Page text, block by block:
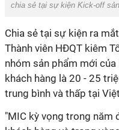
chia sẻ tại sự kiện Kick-off
Chia sẻ tại sự kiện ra
Thành viên HĐQT kiêm
nhóm sản phẩm mới của
khách hàng là 20 - 25
trung bình và thấp tại
"MIC kỳ vọng trong năm